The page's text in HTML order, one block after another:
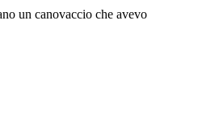
un canovaccio che avevo